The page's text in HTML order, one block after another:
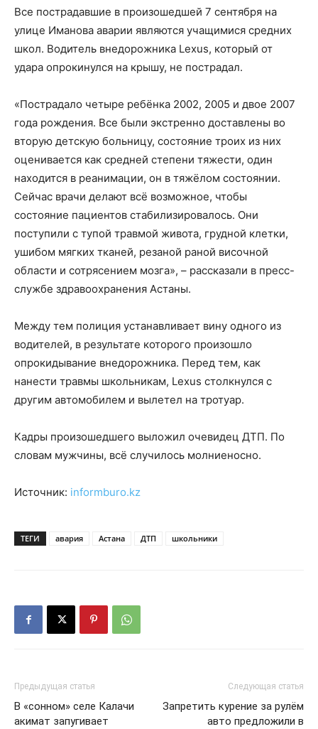
Все пострадавшие в произошедшей 7 сентября на
улице Иманова аварии являются учащимися средних
школ. Водитель внедорожника Lexus, который от
удара опрокинулся на крышу, не пострадал.
«Пострадало четыре ребёнка 2002, 2005 и двое 2007
года рождения. Все были экстренно доставлены во
вторую детскую больницу, состояние троих из них
оценивается как средней степени тяжести, один
находится в реанимации, он в тяжёлом состоянии.
Сейчас врачи делают всё возможное, чтобы
состояние пациентов стабилизировалось. Они
поступили с тупой травмой живота, грудной клетки,
ушибом мягких тканей, резаной раной височной
области и сотрясением мозга», – рассказали в пресс-
службе здравоохранения Астаны.
Между тем полиция устанавливает вину одного из
водителей, в результате которого произошло
опрокидывание внедорожника. Перед тем, как
нанести травмы школьникам, Lexus столкнулся с
другим автомобилем и вылетел на тротуар.
Кадры произошедшего выложил очевидец ДТП. По
словам мужчины, всё случилось молниеносно.
Источник: informburo.kz
ТЕГИ авария Астана ДТП школьники
Предыдущая статья
В «сонном» селе Калачи
акимат запугивает
Следующая статья
Запретить курение за рулём
авто предложили в